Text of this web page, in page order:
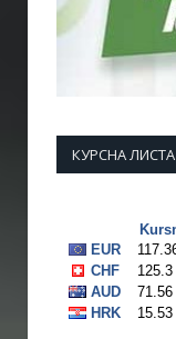
КУРСНА ЛИСТА